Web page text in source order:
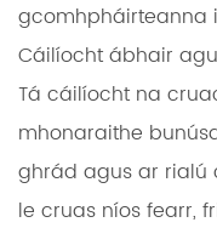
gcomhpháirteanna
Cáilíocht ábhair
Tá cáilíocht na
mhonaraithe
ghrád agus ar
le cruas níos fearr,